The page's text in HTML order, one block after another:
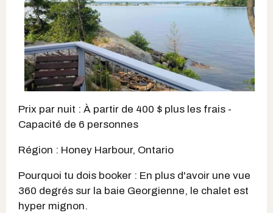
Prix par nuit : À partir de 400 $ plus les frais -
Capacité de 6 personnes
Région : Honey Harbour, Ontario
Pourquoi tu dois booker : En plus d'avoir une vue
360 degrés sur la baie Georgienne, le chalet est
hyper mignon.